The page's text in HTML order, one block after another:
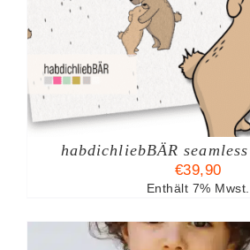
habdichliebBÄR
€39,90
Enthält 7% Mwst.